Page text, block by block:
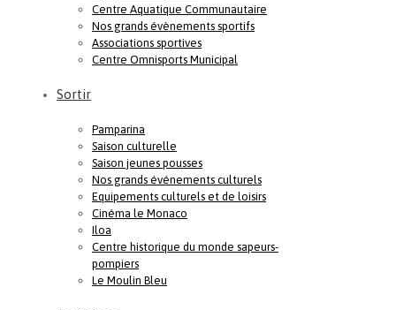
Centre Aquatique Communautaire
Nos grands évènements sportifs
Associations sportives
Centre Omnisports Municipal
Sortir
Pamparina
Saison culturelle
Saison jeunes pousses
Nos grands événements culturels
Equipements culturels et de loisirs
Cinéma le Monaco
Iloa
Centre historique du monde sapeurs-
pompiers
Le Moulin Bleu